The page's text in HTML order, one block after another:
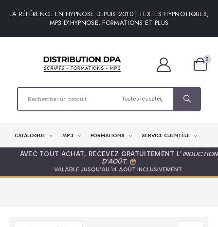
LA RÉFÉRENCE EN HYPNOSE DEPUIS 2010 | TEXTES HYPNOTIQUES,
MP3 D’HYPNOSE, FORMATIONS ET PLUS
0
CATALOGUE MP3 FORMATIONS SERVICE CLIENTÈLE
AVEC TOUT ACHAT, RECEVEZ GRATUITEMENT L’ INDUCTION
D'AOÛT.
VALABLE JUSQU’AU 14 AOÛT INCLUSIVEMENT.